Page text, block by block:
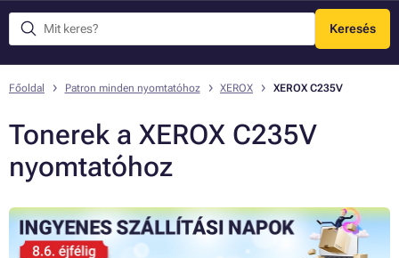
Keresés
Menü
Főoldal Patron minden nyomtatóhoz XEROX XEROX C235V
Tonerek a XEROX C235V
nyomtatóhoz